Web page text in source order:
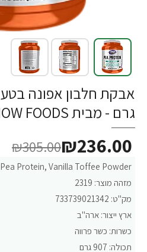
גרם - מבית NOW FOODS
Pea Protein, Vanilla Toffee Powder
מזהה מוצר: 2319
מק"ט: 733739021342
ארץ ייצור: ארה"ב
כשרות: כשר פרווה
תכולה: 907 גרם
₪236.00
₪305.00